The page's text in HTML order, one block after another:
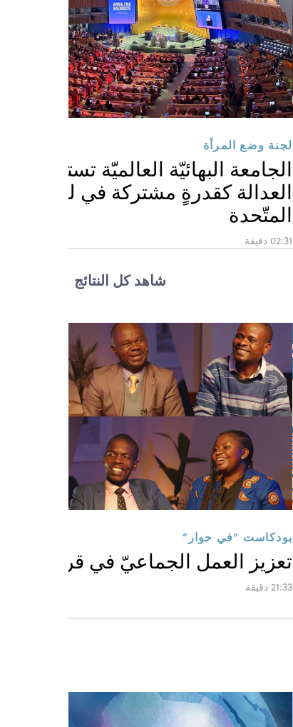
لجنة وضع المرأة
الجامعة البهائيّة العالميّة تستكشف
العدالة كقدرةٍ مشتركة في لجنة
المتّحدة
02:31 دقيقة
شاهد كل النتائج
بودكاست ”في حوار“
تعزيز العمل الجماعيّ في قرية
21:33 دقيقة